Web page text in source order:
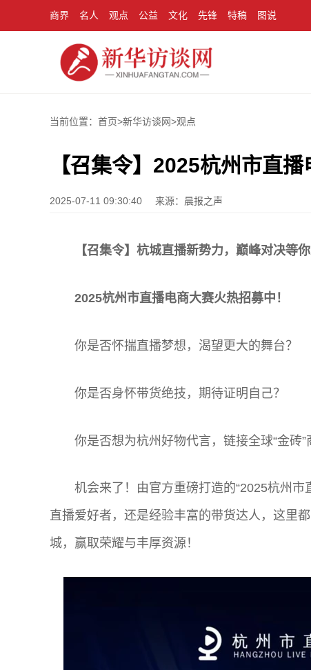
商界 名人 观点 公益 文化 先锋 特稿 图说
当前位置：首页>新华访谈网>观点
【召集令】2025杭州市直
2025-07-11 09:30:40 来源：晨报之声
【召集令】杭城直播新势力，巅峰对决等你
2025杭州市直播电商大赛火热招募中！
你是否怀揣直播梦想，渴望更大的舞台？
你是否身怀带货绝技，期待证明自己？
你是否想为杭州好物代言，链接全球“金砖”
机会来了！由官方重磅打造的“2025杭州
直播爱好者，还是经验丰富的带货达人，这里
城，赢取荣耀与丰厚资源！